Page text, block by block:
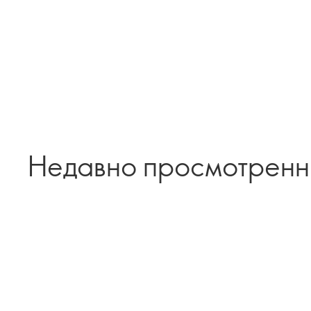
Недавно